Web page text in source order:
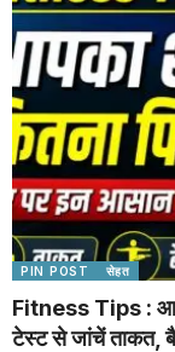
PIN POST सेहत
Fitness Tips :
टेस्ट से जांचें ताकत,